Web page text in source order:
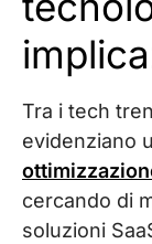
Tra i tech
evidenziano
cercando di
soluzioni